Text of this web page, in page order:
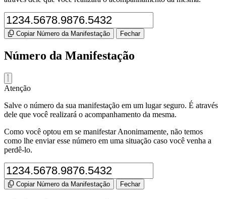
Copiar Número da Manifestação Fechar
Número da Manifestação
Atenção
Salve o número da sua manifestação em um lugar seguro. É através
dele que você realizará o acompanhamento da mesma.
Como você optou em se manifestar Anonimamente, não temos
como lhe enviar esse número em uma situação caso você venha a
perdê-lo.
Copiar Número da Manifestação Fechar